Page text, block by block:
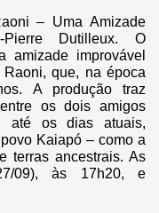
– Uma Amizade
Pierre Dutilleux. O
amizade improvável
que, na época
A produção traz
os dois amigos
até os dias atuais,
Kaiapó – como a
terras ancestrais. As
09), às 17h20, e